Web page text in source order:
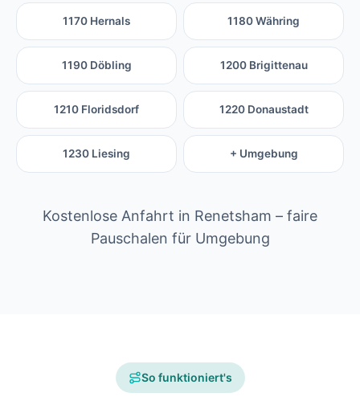
1170 Hernals 1180 Währing
1190 Döbling 1200 Brigittenau
1210 Floridsdorf 1220 Donaustadt
1230 Liesing + Umgebung
Kostenlose Anfahrt in Renetsham – faire
Pauschalen für Umgebung
So funktioniert's